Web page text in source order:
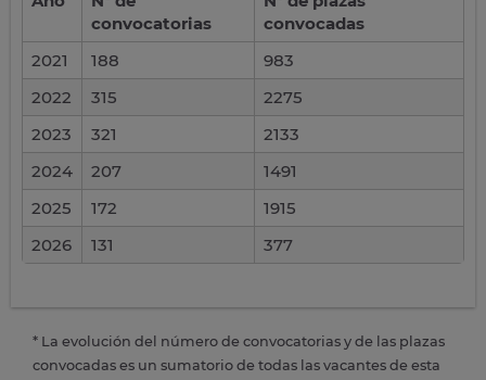
convocatorias
convocadas
2021
188
983
2022
315
2275
2023
321
2133
2024
207
1491
2025
172
1915
2026
131 377
* La evolución del número de convocatorias y de las plazas
convocadas es un sumatorio de todas las vacantes de esta